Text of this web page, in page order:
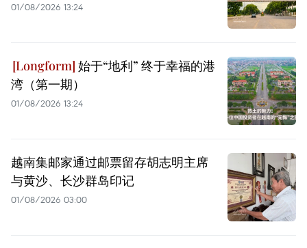
01/08/2026 13:24
始于“地利” 终于幸福的港
湾（第一期）
01/08/2026 13:24
越南集邮家通过邮票留存胡志明主席
与黄沙、长沙群岛印记
01/08/2026 03:00